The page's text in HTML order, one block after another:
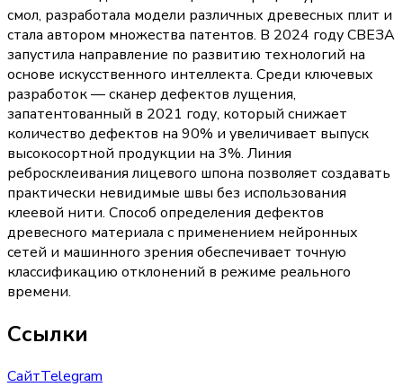
смол, разработала модели различных древесных плит и
стала автором множества патентов. В 2024 году СВЕЗА
запустила направление по развитию технологий на
основе искусственного интеллекта. Среди ключевых
разработок — сканер дефектов лущения,
запатентованный в 2021 году, который снижает
количество дефектов на 90% и увеличивает выпуск
высокосортной продукции на 3%. Линия
ребросклеивания лицевого шпона позволяет создавать
практически невидимые швы без использования
клеевой нити. Способ определения дефектов
древесного материала с применением нейронных
сетей и машинного зрения обеспечивает точную
классификацию отклонений в режиме реального
времени.
Ссылки
СайтTelegram